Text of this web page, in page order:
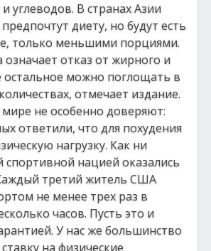
углеводов. В странах Азии
диету, но будут есть
только меньшими порциями.
означает отказ от жирного и
остальное можно поглощать в
отмечает издание.
не особенно доверяют:
ответили, что для похудения
нагрузку. Как ни
спортивной нацией оказались
третий житель США
не менее трех раз в
часов. Пусть это и
У нас же большинство
на физические